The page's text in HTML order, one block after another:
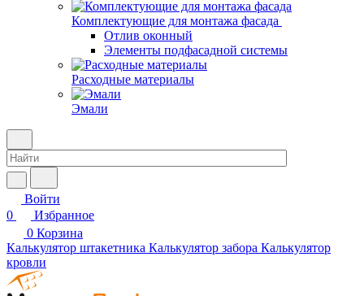
Комплектующие для монтажа фасада
Отлив оконный
Элементы подфасадной системы
Расходные материалы
Эмали
Войти
0
Избранное
0 Корзина
Калькулятор штакетника Калькулятор забора Калькулятор
кровли